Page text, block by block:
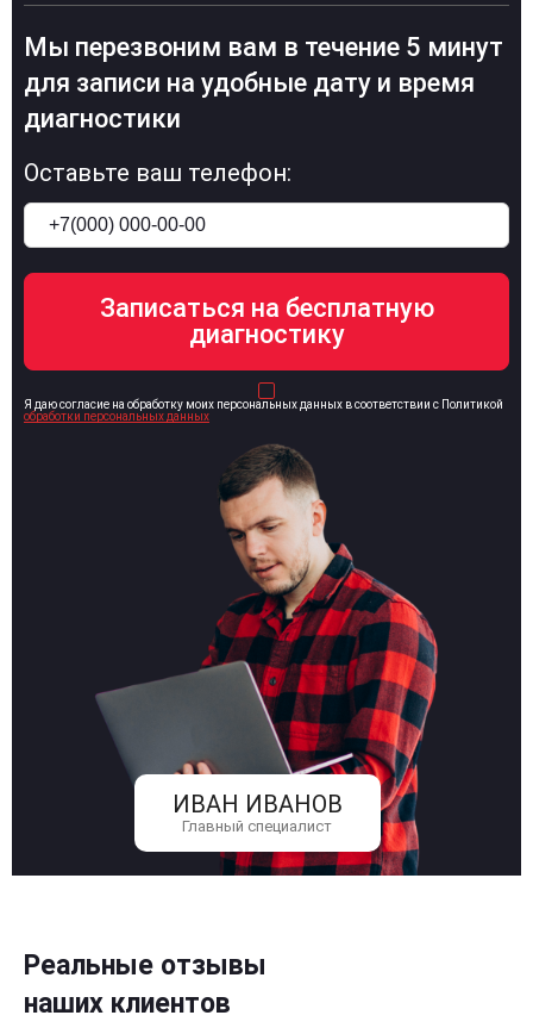
ИВАН ИВАНОВ
Главный специалист
Мы перезвоним вам в течение 5 минут
для записи на удобные дату и время
диагностики
Оставьте ваш телефон:
Я даю согласие на обработку моих персональных данных в соответствии с Политикой
обработки персональных данных
Реальные отзывы
наших клиентов